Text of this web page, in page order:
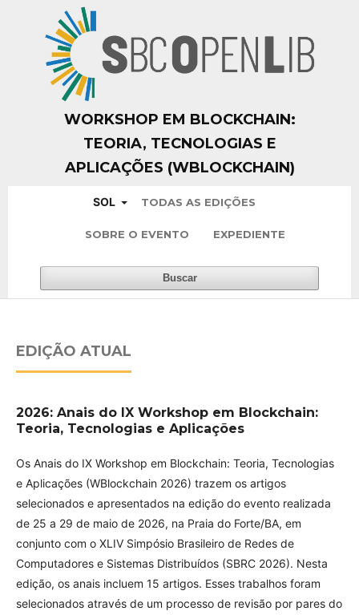
WORKSHOP EM BLOCKCHAIN:
TEORIA, TECNOLOGIAS E
APLICAÇÕES (WBLOCKCHAIN)
SOL TODAS AS EDIÇÕES
SOBRE O EVENTO EXPEDIENTE
Buscar
EDIÇÃO ATUAL
2026: Anais do IX Workshop em Blockchain:
Teoria, Tecnologias e Aplicações
Os Anais do IX Workshop em Blockchain: Teoria, Tecnologias
e Aplicações (WBlockchain 2026) trazem os artigos
selecionados e apresentados na edição do evento realizada
de 25 a 29 de maio de 2026, na Praia do Forte/BA, em
conjunto com o XLIV Simpósio Brasileiro de Redes de
Computadores e Sistemas Distribuídos (SBRC 2026). Nesta
edição, os anais incluem 15 artigos. Esses trabalhos foram
selecionados através de um processo de revisão por pares do